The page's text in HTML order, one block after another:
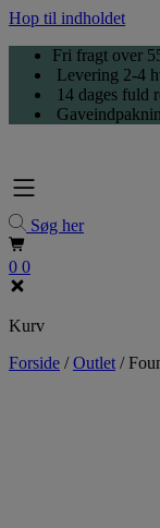
Hop til indholdet
Fri fragt over
Levering 2-4
14 dages fuld
Søg her
0 0
Kurv
Forside /Outlet /